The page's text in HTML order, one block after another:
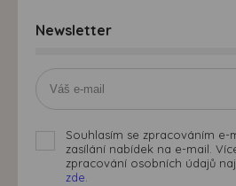
Newsletter
Souhlasím se zpracováním e-
zasílání nabídek na e-mail.
zpracování osobních údajů
zde.